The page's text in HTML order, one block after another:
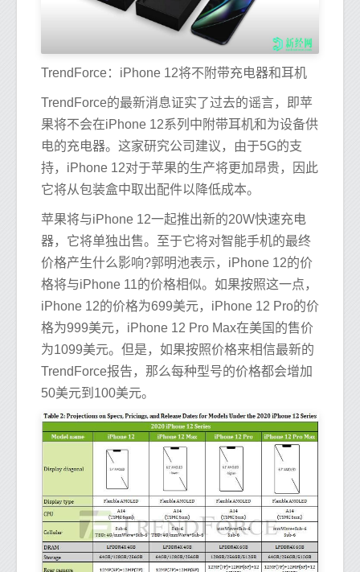
TrendForce：iPhone 12将不附带充电器和耳机
TrendForce的最新消息证实了过去的谣言，即苹
果将不会在iPhone 12系列中附带耳机和为设备供
电的充电器。这家研究公司建议，由于5G的支
持，iPhone 12对于苹果的生产将更加昂贵，因此
它将从包装盒中取出配件以降低成本。
苹果将与iPhone 12一起推出新的20W快速充电
器，它将单独出售。至于它将对智能手机的最终
价格产生什么影响?郭明池表示，iPhone 12的价
格将与iPhone 11的价格相似。如果按照这一点，
iPhone 12的价格为699美元，iPhone 12 Pro的价
格为999美元，iPhone 12 Pro Max在美国的售价
为1099美元。但是，如果按照价格来相信最新的
TrendForce报告，那么每种型号的价格都会增加
50美元到100美元。